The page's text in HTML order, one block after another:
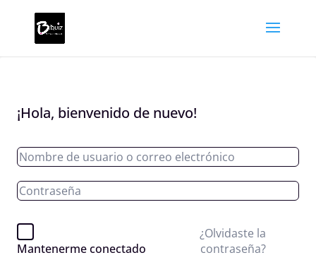
¡Hola, bienvenido de nuevo!
Mantenerme conectado
¿Olvidaste la
contraseña?